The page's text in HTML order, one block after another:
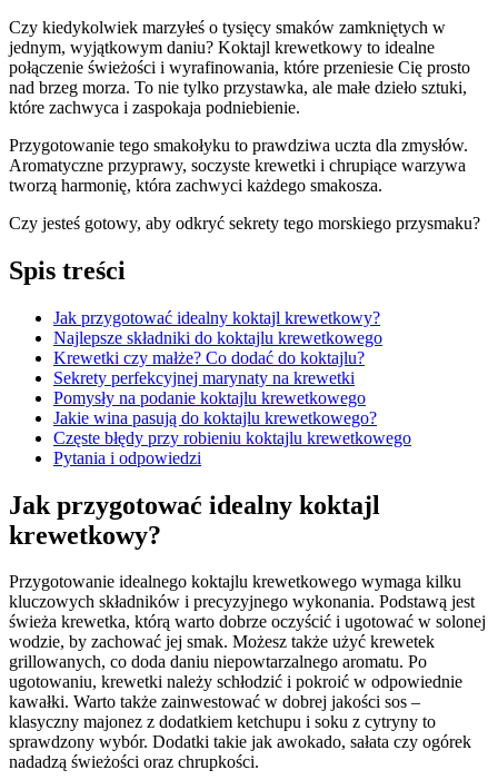
Czy kiedykolwiek marzyłeś o tysięcy smaków zamkniętych w
jednym, wyjątkowym daniu? Koktajl krewetkowy to idealne
połączenie świeżości i wyrafinowania, które przeniesie Cię prosto
nad brzeg morza. To nie tylko przystawka, ale małe dzieło sztuki,
które zachwyca i zaspokaja podniebienie.
Przygotowanie tego smakołyku to prawdziwa uczta dla zmysłów.
Aromatyczne przyprawy, soczyste krewetki i chrupiące warzywa
tworzą harmonię, która zachwyci każdego smakosza.
Czy jesteś gotowy, aby odkryć sekrety tego morskiego przysmaku?
Spis treści
Jak przygotować idealny koktajl krewetkowy?
Najlepsze składniki do koktajlu krewetkowego
Krewetki czy małże? Co dodać do koktajlu?
Sekrety perfekcyjnej marynaty na krewetki
Pomysły na podanie koktajlu krewetkowego
Jakie wina pasują do koktajlu krewetkowego?
Częste błędy przy robieniu koktajlu krewetkowego
Pytania i odpowiedzi
Jak przygotować idealny koktajl
krewetkowy?
Przygotowanie idealnego koktajlu krewetkowego wymaga kilku
kluczowych składników i precyzyjnego wykonania. Podstawą jest
świeża krewetka, którą warto dobrze oczyścić i ugotować w solonej
wodzie, by zachować jej smak. Możesz także użyć krewetek
grillowanych, co doda daniu niepowtarzalnego aromatu. Po
ugotowaniu, krewetki należy schłodzić i pokroić w odpowiednie
kawałki. Warto także zainwestować w dobrej jakości sos –
klasyczny majonez z dodatkiem ketchupu i soku z cytryny to
sprawdzony wybór. Dodatki takie jak awokado, sałata czy ogórek
nadadzą świeżości oraz chrupkości.